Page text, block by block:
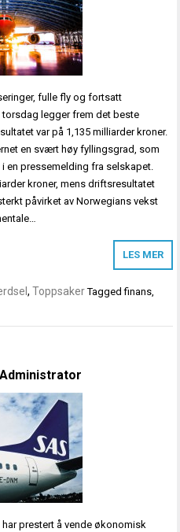
fulle fly og fortsatt
legger frem det beste
var på 1,135 milliarder kroner.
en svært høy fyllingsgrad, som
en pressemelding fra selskapet.
kroner, mens driftsresultatet
påvirket av Norwegians vekst
LES MER
,Toppsaker Taggedfinans
Administrator
prestert å vende økonomisk